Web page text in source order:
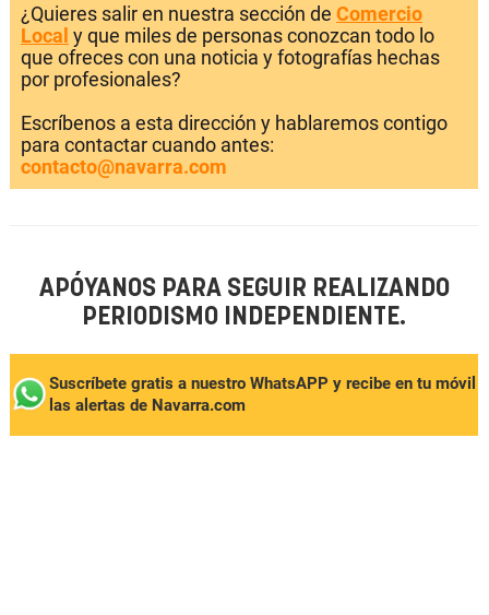
¿Quieres salir en nuestra sección de Comercio
Local y que miles de personas conozcan todo lo
que ofreces con una noticia y fotografías hechas
por profesionales?
Escríbenos a esta dirección y hablaremos contigo
para contactar cuando antes:
contacto@navarra.com
APÓYANOS PARA SEGUIR REALIZANDO
PERIODISMO INDEPENDIENTE.
Suscríbete gratis a nuestro WhatsAPP y recibe en tu móvil
las alertas de Navarra.com